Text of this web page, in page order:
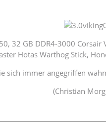
32 GB DDR4-3000
Hotas Warthog Stick,
sich immer angegriffen
(Christian